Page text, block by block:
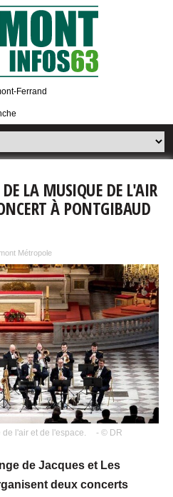
Ferrand
LA MUSIQUE DE L'AIR
À PONTGIBAUD
Métropole
l'air et de l'espace. - © DR
de Jacques et Les
deux concerts